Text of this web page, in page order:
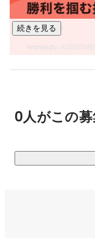
Webアプリケーショ
ィを運営し、市場価
・システム開発事業
Vue.js等、様々に対
Web開発案件にフ
ェントサービスで
続きを見る
0人がこの